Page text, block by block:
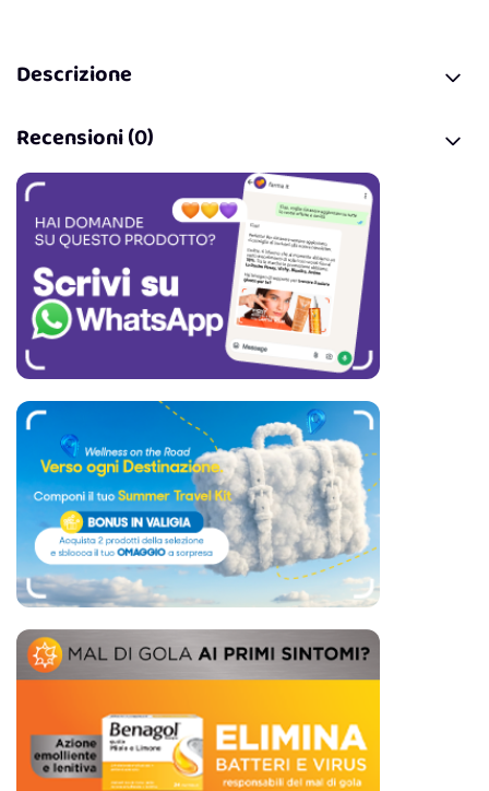
Descrizione
Recensioni (0)